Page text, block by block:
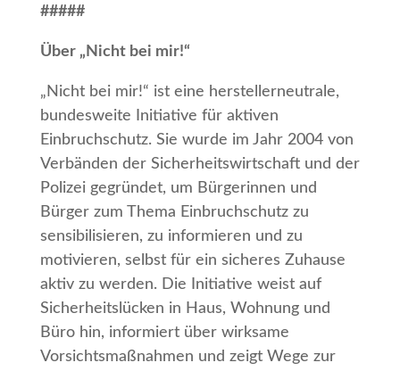
#####
Über „Nicht bei mir!“
„Nicht bei mir!“ ist eine herstellerneutrale,
bundesweite Initiative für aktiven
Einbruchschutz. Sie wurde im Jahr 2004 von
Verbänden der Sicherheitswirtschaft und der
Polizei gegründet, um Bürgerinnen und
Bürger zum Thema Einbruchschutz zu
sensibilisieren, zu informieren und zu
motivieren, selbst für ein sicheres Zuhause
aktiv zu werden. Die Initiative weist auf
Sicherheitslücken in Haus, Wohnung und
Büro hin, informiert über wirksame
Vorsichtsmaßnahmen und zeigt Wege zur